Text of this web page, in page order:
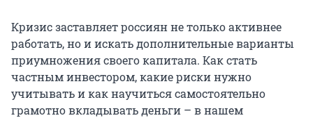
Кризис заставляет россиян не только активнее
работать, но и искать дополнительные варианты
приумножения своего капитала. Как стать
частным инвестором, какие риски нужно
учитывать и как научиться самостоятельно
грамотно вкладывать деньги – в нашем